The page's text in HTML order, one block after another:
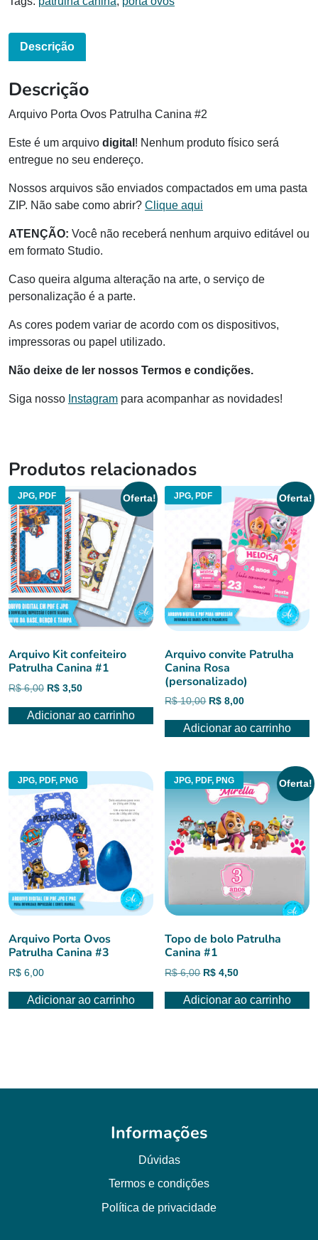
Descrição
Descrição
Arquivo Porta Ovos Patrulha Canina #2
Este é um arquivo digital ! Nenhum produto físico será
entregue no seu endereço.
Nossos arquivos são enviados compactados em uma pasta
ZIP. Não sabe como abrir? Clique aqui
ATENÇÃO: Você não receberá nenhum arquivo editável ou
em formato Studio.
Caso queira alguma alteração na arte, o serviço de
personalização é a parte.
As cores podem variar de acordo com os dispositivos,
impressoras ou papel utilizado.
Não deixe de ler nossos Termos e condições.
Siga nosso Instagram para acompanhar as novidades!
Produtos relacionados
JPG, PDF Oferta!
Arquivo Kit confeiteiro
Patrulha Canina #1
R$6,00 O
original
R$ 3,50O
atual
Adicionar ao carrinho
JPG, PDF Oferta!
Arquivo convite Patrulha
Canina Rosa
(personalizado)
R$10,00 O
original
R$ 8,00O
atual
Adicionar ao carrinho
JPG, PDF, PNG
Arquivo Porta Ovos
Patrulha Canina #3
R$ 6,00
Adicionar ao carrinho
JPG, PDF, PNG Oferta!
Topo de bolo Patrulha
Canina #1
R$6,00 O
original
R$ 4,50O
atual
Adicionar ao carrinho
Informações
Dúvidas
Termos e condições
Política de privacidade